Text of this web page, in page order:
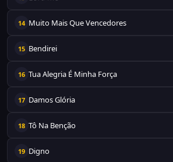
14 Muito Mais Que Vencedores
15 Bendirei
16 Tua Alegria É Minha Força
17 Damos Glória
18 Tô Na Benção
19 Digno